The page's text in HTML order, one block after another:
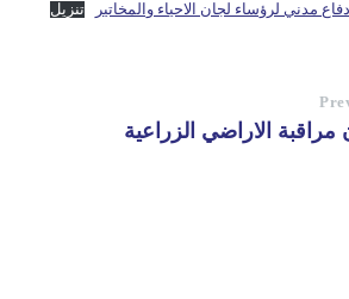
مدني لرؤساء لجان الاحياء والمخاتير تنزيل
مراقبة الاراضي الزراعية